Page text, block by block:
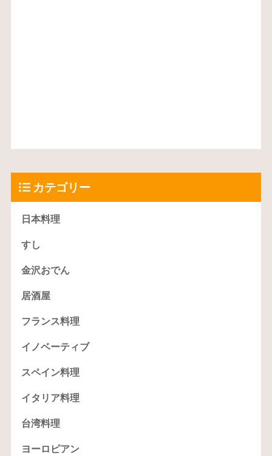
カテゴリー
日本料理
すし
金沢おでん
居酒屋
フランス料理
イノベーティブ
スペイン料理
イタリア料理
台湾料理
ヨーロピアン